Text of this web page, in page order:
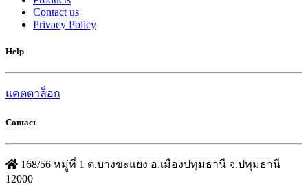
Contact us
Privacy Policy
Help
แคตตาล็อก
Contact
168/56 หมู่ที่ 1 ต.บางขะแยง อ.เมืองปทุมธานี จ.ปทุมธานี
12000